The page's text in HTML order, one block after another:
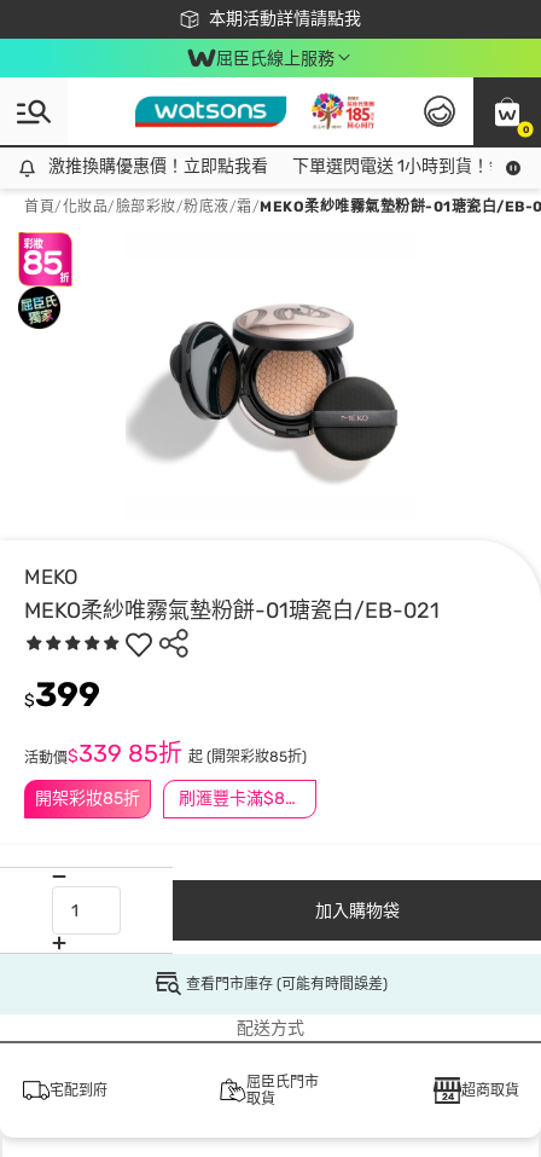
本期活動詳情請點我
下載app最高回饋$350
屈臣氏線上服務
0
激推換購優惠價！立即點我看
激推換購優惠價！立即點我看 下單選閃電送 1小時到貨！領神
首頁/化妝品/臉部彩妝/粉底液/霜/MEKO柔紗唯霧氣墊粉餅-01瑭瓷白/EB-
MEKO
MEKO柔紗唯霧氣墊粉餅-01瑭瓷白/EB-021
開架彩妝85折 刷滙豐卡滿$888送3萬點
$399
活動價$339 85折 起 (開架彩妝85折)
加入購物袋
查看門市庫存 (可能有時間誤差)
配送方式
宅配到府
屈臣氏門市
取貨
超商取貨